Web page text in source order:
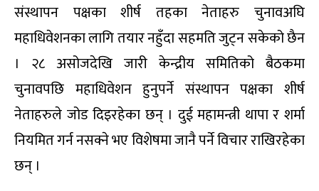
संस्थापन पक्षका शीर्ष तहका नेताहरु चुनावअघि
महाधिवेशनका लागि तयार नहुँदा सहमति जुट्न सकेको छैन
। २८ असोजदेखि जारी केन्द्रीय समितिको बैठकमा
चुनावपछि महाधिवेशन हुनुपर्ने संस्थापन पक्षका शीर्ष
नेताहरुले जोड दिइरहेका छन् । दुई महामन्त्री थापा र शर्मा
नियमित गर्न नसक्ने भए विशेषमा जानै पर्ने विचार राखिरहेका
छन् ।